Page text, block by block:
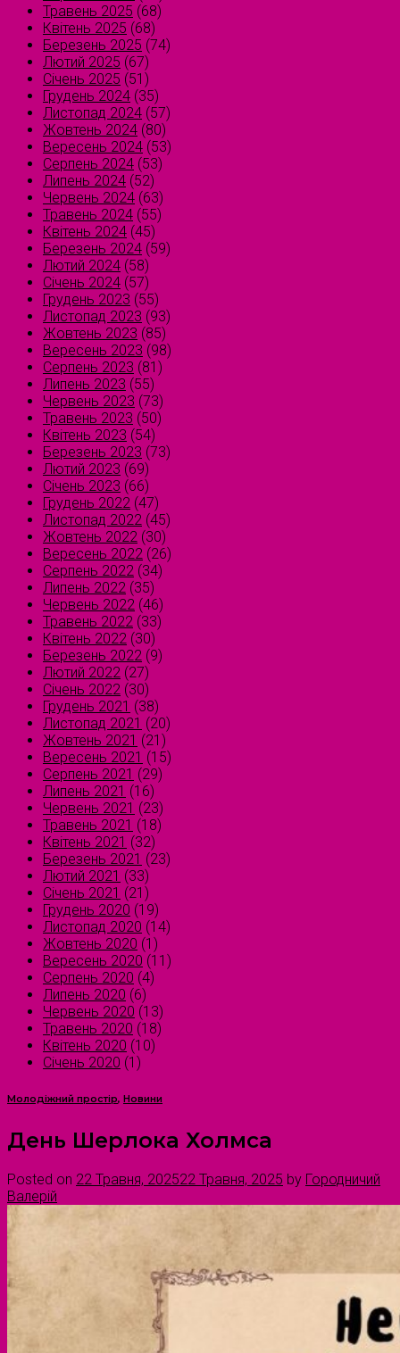
Травень 2025 (68)
Квітень 2025 (68)
Березень 2025 (74)
Лютий 2025 (67)
Січень 2025 (51)
Грудень 2024 (35)
Листопад 2024 (57)
Жовтень 2024 (80)
Вересень 2024 (53)
Серпень 2024 (53)
Липень 2024 (52)
Червень 2024 (63)
Травень 2024 (55)
Квітень 2024 (45)
Березень 2024 (59)
Лютий 2024 (58)
Січень 2024 (57)
Грудень 2023 (55)
Листопад 2023 (93)
Жовтень 2023 (85)
Вересень 2023 (98)
Серпень 2023 (81)
Липень 2023 (55)
Червень 2023 (73)
Травень 2023 (50)
Квітень 2023 (54)
Березень 2023 (73)
Лютий 2023 (69)
Січень 2023 (66)
Грудень 2022 (47)
Листопад 2022 (45)
Жовтень 2022 (30)
Вересень 2022 (26)
Серпень 2022 (34)
Липень 2022 (35)
Червень 2022 (46)
Травень 2022 (33)
Квітень 2022 (30)
Березень 2022 (9)
Лютий 2022 (27)
Січень 2022 (30)
Грудень 2021 (38)
Листопад 2021 (20)
Жовтень 2021 (21)
Вересень 2021 (15)
Серпень 2021 (29)
Липень 2021 (16)
Червень 2021 (23)
Травень 2021 (18)
Квітень 2021 (32)
Березень 2021 (23)
Лютий 2021 (33)
Січень 2021 (21)
Грудень 2020 (19)
Листопад 2020 (14)
Жовтень 2020 (1)
Вересень 2020 (11)
Серпень 2020 (4)
Липень 2020 (6)
Червень 2020 (13)
Травень 2020 (18)
Квітень 2020 (10)
Січень 2020 (1)
Молодіжний простір, Новини
День Шерлока Холмса
Posted on 22 Травня, 202522 Травня, 2025 by Городничий
Валерій